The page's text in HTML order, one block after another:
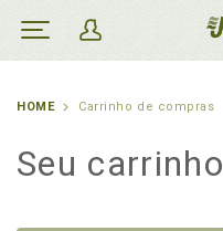
HOME Carrinho de compras
Seu carrinho